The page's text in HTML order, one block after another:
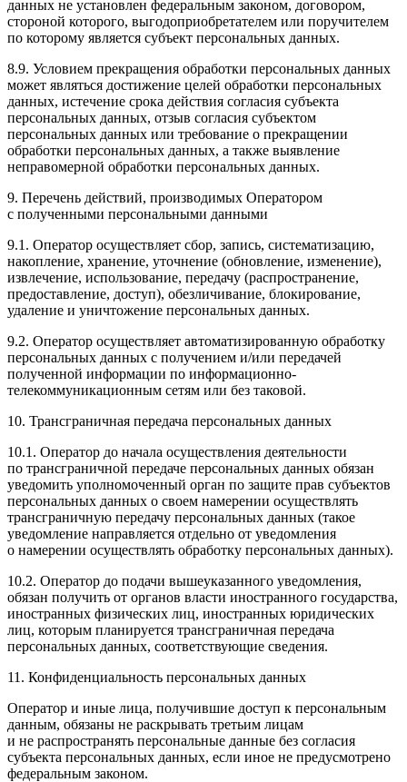
данных не установлен федеральным законом, договором,
стороной которого, выгодоприобретателем или поручителем
по которому является субъект персональных данных.
8.9. Условием прекращения обработки персональных данных
может являться достижение целей обработки персональных
данных, истечение срока действия согласия субъекта
персональных данных, отзыв согласия субъектом
персональных данных или требование о прекращении
обработки персональных данных, а также выявление
неправомерной обработки персональных данных.
9. Перечень действий, производимых Оператором
с полученными персональными данными
9.1. Оператор осуществляет сбор, запись, систематизацию,
накопление, хранение, уточнение (обновление, изменение),
извлечение, использование, передачу (распространение,
предоставление, доступ), обезличивание, блокирование,
удаление и уничтожение персональных данных.
9.2. Оператор осуществляет автоматизированную обработку
персональных данных с получением и/или передачей
полученной информации по информационно-
телекоммуникационным сетям или без таковой.
10. Трансграничная передача персональных данных
10.1. Оператор до начала осуществления деятельности
по трансграничной передаче персональных данных обязан
уведомить уполномоченный орган по защите прав субъектов
персональных данных о своем намерении осуществлять
трансграничную передачу персональных данных (такое
уведомление направляется отдельно от уведомления
о намерении осуществлять обработку персональных данных).
10.2. Оператор до подачи вышеуказанного уведомления,
обязан получить от органов власти иностранного государства,
иностранных физических лиц, иностранных юридических
лиц, которым планируется трансграничная передача
персональных данных, соответствующие сведения.
11. Конфиденциальность персональных данных
Оператор и иные лица, получившие доступ к персональным
данным, обязаны не раскрывать третьим лицам
и не распространять персональные данные без согласия
субъекта персональных данных, если иное не предусмотрено
федеральным законом.